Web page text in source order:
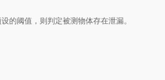
阈值，则判定被测物体存在泄漏。